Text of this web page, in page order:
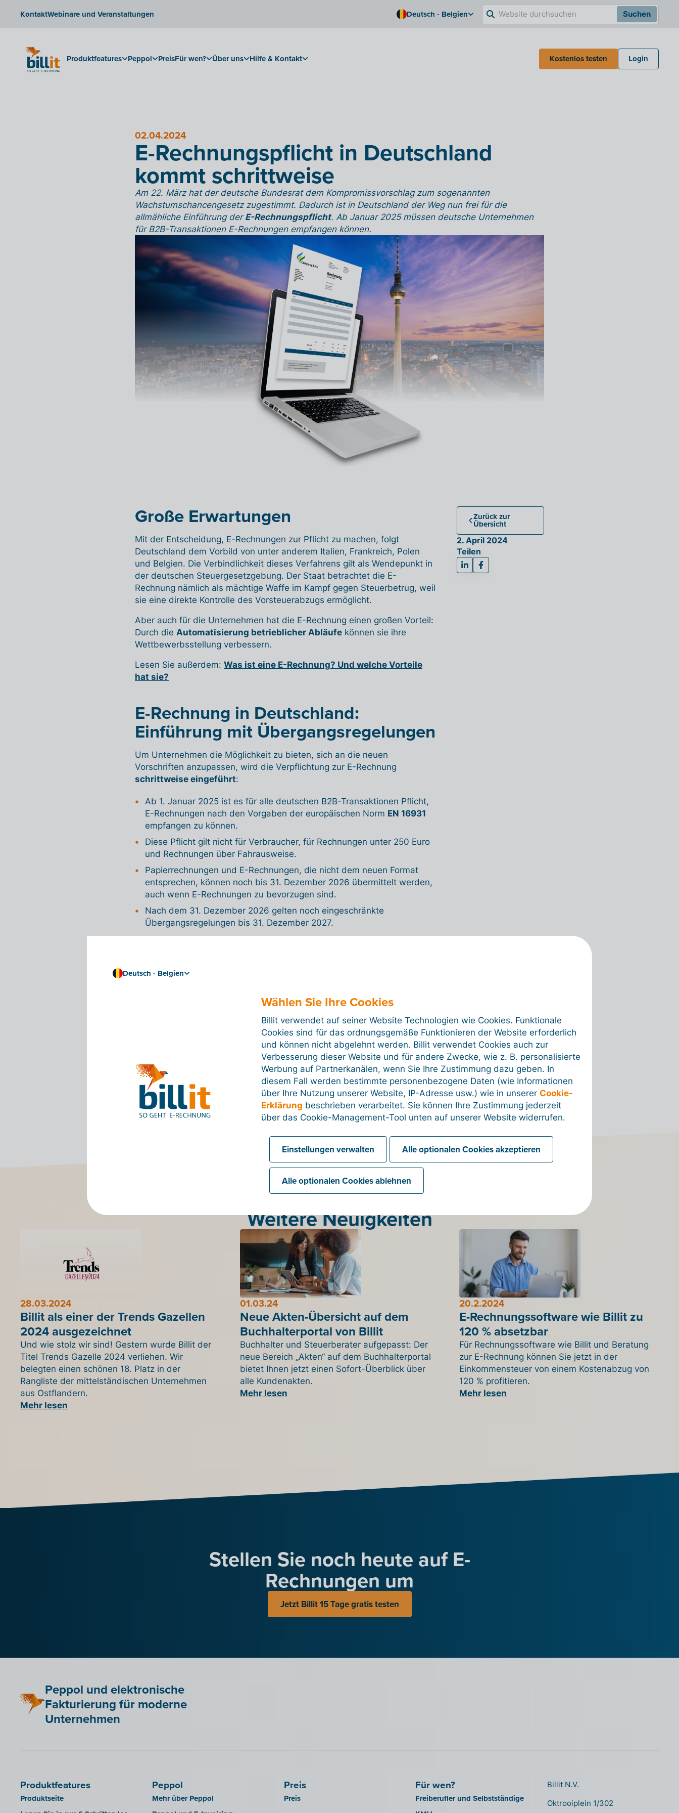
KontaktWebinare und Veranstaltungen Deutsch - Belgien Suchen
Produktfeatures Peppol PreisFür wen? Über uns Hilfe & Kontakt Kostenlos testen Login
02.04.2024
E-Rechnungspflicht in Deutschland
kommt schrittweise
Am 22. März hat der deutsche Bundesrat dem Kompromissvorschlag zum sogenannten
Wachstumschancengesetz zugestimmt. Dadurch ist in Deutschland der Weg nun frei für die
allmähliche Einführung der E-Rechnungspflicht. Ab Januar 2025 müssen deutsche Unternehmen
für B2B-Transaktionen E-Rechnungen empfangen können.
Große Erwartungen
Mit der Entscheidung, E-Rechnungen zur Pflicht zu machen, folgt
Deutschland dem Vorbild von unter anderem Italien, Frankreich, Polen
und Belgien. Die Verbindlichkeit dieses Verfahrens gilt als Wendepunkt in
der deutschen Steuergesetzgebung. Der Staat betrachtet die E-
Rechnung nämlich als mächtige Waffe im Kampf gegen Steuerbetrug, weil
sie eine direkte Kontrolle des Vorsteuerabzugs ermöglicht.
Aber auch für die Unternehmen hat die E-Rechnung einen großen Vorteil:
Durch die Automatisierung betrieblicher Abläufe können sie ihre
Wettbewerbsstellung verbessern.
Lesen Sie außerdem: Was ist eine E-Rechnung? Und welche Vorteile
hat sie?
E-Rechnung in Deutschland:
Einführung mit Übergangsregelungen
Um Unternehmen die Möglichkeit zu bieten, sich an die neuen
Vorschriften anzupassen, wird die Verpflichtung zur E-Rechnung
schrittweise eingeführt:
Ab 1. Januar 2025 ist es für alle deutschen B2B-Transaktionen Pflicht,
E-Rechnungen nach den Vorgaben der europäischen Norm EN 16931
empfangen zu können.
Diese Pflicht gilt nicht für Verbraucher, für Rechnungen unter 250 Euro
und Rechnungen über Fahrausweise.
Papierrechnungen und E-Rechnungen, die nicht dem neuen Format
entsprechen, können noch bis 31. Dezember 2026 übermittelt werden,
auch wenn E-Rechnungen zu bevorzugen sind.
Nach dem 31. Dezember 2026 gelten noch eingeschränkte
Übergangsregelungen bis 31. Dezember 2027.
Lesen Sie außerdem: E-Rechnungen in Deutschland
Zurück zur
Übersicht
2. April 2024
Teilen
Weitere Neuigkeiten
28.03.2024
Billit als einer der Trends Gazellen
2024 ausgezeichnet
Und wie stolz wir sind! Gestern wurde Billit der
Titel Trends Gazelle 2024 verliehen. Wir
belegten einen schönen 18. Platz in der
Rangliste der mittelständischen Unternehmen
aus Ostflandern.
Mehr lesen
01.03.24
Neue Akten-Übersicht auf dem
Buchhalterportal von Billit
Buchhalter und Steuerberater aufgepasst: Der
neue Bereich „Akten“ auf dem Buchhalterportal
bietet Ihnen jetzt einen Sofort-Überblick über
alle Kundenakten.
Mehr lesen
20.2.2024
E-Rechnungssoftware wie Billit zu
120 % absetzbar
Für Rechnungssoftware wie Billit und Beratung
zur E-Rechnung können Sie jetzt in der
Einkommensteuer von einem Kostenabzug von
120 % profitieren.
Mehr lesen
Stellen Sie noch heute auf E-
Rechnungen um
Jetzt Billit 15 Tage gratis testen
Peppol und elektronische
Fakturierung für moderne
Unternehmen
Produktfeatures
Produktseite
Peppol
Mehr über Peppol
Preis
Preis
Für wen?
Freiberufler und Selbstständige
Billit N.V.
Oktrooiplein 1/302
Deutsch - Belgien
Wählen Sie Ihre Cookies
Billit verwendet auf seiner Website Technologien wie Cookies. Funktionale
Cookies sind für das ordnungsgemäße Funktionieren der Website erforderlich
und können nicht abgelehnt werden. Billit verwendet Cookies auch zur
Verbesserung dieser Website und für andere Zwecke, wie z. B. personalisierte
Werbung auf Partnerkanälen, wenn Sie Ihre Zustimmung dazu geben. In
diesem Fall werden bestimmte personenbezogene Daten (wie Informationen
über Ihre Nutzung unserer Website, IP-Adresse usw.) wie in unsererCookie-
Erklärung beschrieben verarbeitet. Sie können Ihre Zustimmung jederzeit
über das Cookie-Management-Tool unten auf unserer Website widerrufen.
Einstellungen verwalten Alle optionalen Cookies akzeptieren
Alle optionalen Cookies ablehnen